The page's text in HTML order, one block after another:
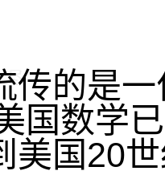
传的是
国数学
美国20